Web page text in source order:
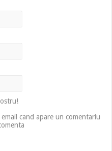
cand apare un comentariu